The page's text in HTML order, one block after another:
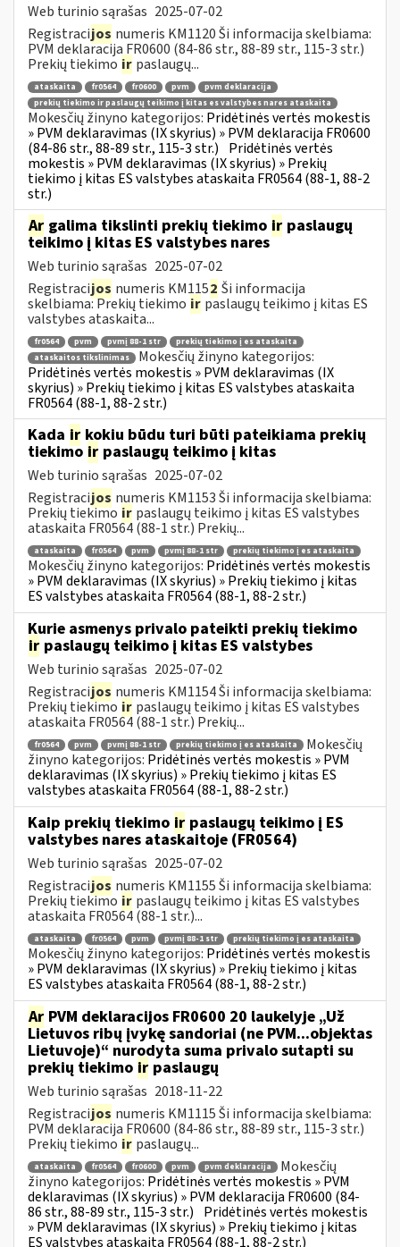
Web turinio sąrašas 2025-07-02
Registracijos numeris KM1120 Ši informacija skelbiama:
PVM deklaracija FR0600 (84-86 str., 88-89 str., 115-3 str.)
Prekių tiekimo ir paslaugų...
ataskaita fr0564 fr0600 pvm
pvm deklaracija
prekių tiekimo ir paslaugų teikimo į kitas es valstybes nares ataskaita
Mokesčių žinyno kategorijos: Pridėtinės vertės mokestis
» PVM deklaravimas (IX skyrius) » PVM deklaracija FR0600
(84-86 str., 88-89 str., 115-3 str.) Pridėtinės vertės
mokestis » PVM deklaravimas (IX skyrius) » Prekių
tiekimo į kitas ES valstybes ataskaita FR0564 (88-1, 88-2
str.)
Ar galima tikslinti prekių tiekimo ir paslaugų
teikimo į kitas ES valstybes nares
Web turinio sąrašas 2025-07-02
Registracijos numeris KM1152 Ši informacija
skelbiama: Prekių tiekimo ir paslaugų teikimo į kitas ES
valstybes ataskaita...
fr0564 pvm pvmį 88-1 str
prekių tiekimo į es ataskaita
ataskaitos tikslinimas
Mokesčių žinyno kategorijos:
Pridėtinės vertės mokestis » PVM deklaravimas (IX
skyrius) » Prekių tiekimo į kitas ES valstybes ataskaita
FR0564 (88-1, 88-2 str.)
Kada ir kokiu būdu turi būti pateikiama prekių
tiekimo ir paslaugų teikimo į kitas
Web turinio sąrašas 2025-07-02
Registracijos numeris KM1153 Ši informacija skelbiama:
Prekių tiekimo ir paslaugų teikimo į kitas ES valstybes
ataskaita FR0564 (88-1 str.) Prekių...
ataskaita fr0564 pvm pvmį 88-1 str prekių tiekimo į es ataskaita
Mokesčių žinyno kategorijos: Pridėtinės vertės mokestis
» PVM deklaravimas (IX skyrius) » Prekių tiekimo į kitas
ES valstybes ataskaita FR0564 (88-1, 88-2 str.)
Kurie asmenys privalo pateikti prekių tiekimo
ir paslaugų teikimo į kitas ES valstybes
Web turinio sąrašas 2025-07-02
Registracijos numeris KM1154 Ši informacija skelbiama:
Prekių tiekimo ir paslaugų teikimo į kitas ES valstybes
ataskaita FR0564 (88-1 str.) Prekių...
fr0564 pvm pvmį 88-1 str prekių tiekimo į es ataskaita
Mokesčių
žinyno kategorijos: Pridėtinės vertės mokestis » PVM
deklaravimas (IX skyrius) » Prekių tiekimo į kitas ES
valstybes ataskaita FR0564 (88-1, 88-2 str.)
Kaip prekių tiekimo ir paslaugų teikimo į ES
valstybes nares ataskaitoje (FR0564)
Web turinio sąrašas 2025-07-02
Registracijos numeris KM1155 Ši informacija skelbiama:
Prekių tiekimo ir paslaugų teikimo į kitas ES valstybes
ataskaita FR0564 (88-1 str.)...
ataskaita fr0564 pvm pvmį 88-1 str prekių tiekimo į es ataskaita
Mokesčių žinyno kategorijos: Pridėtinės vertės mokestis
» PVM deklaravimas (IX skyrius) » Prekių tiekimo į kitas
ES valstybes ataskaita FR0564 (88-1, 88-2 str.)
Ar PVM deklaracijos FR0600 20 laukelyje „Už
Lietuvos ribų įvykę sandoriai (ne PVM...objektas
Lietuvoje)“ nurodyta suma privalo sutapti su
prekių tiekimo ir paslaugų
Web turinio sąrašas 2018-11-22
Registracijos numeris KM1115 Ši informacija skelbiama:
PVM deklaracija FR0600 (84-86 str., 88-89 str., 115-3 str.)
Prekių tiekimo ir paslaugų...
ataskaita fr0564 fr0600 pvm pvm deklaracija
Mokesčių
žinyno kategorijos: Pridėtinės vertės mokestis » PVM
deklaravimas (IX skyrius) » PVM deklaracija FR0600 (84-
86 str., 88-89 str., 115-3 str.) Pridėtinės vertės mokestis
» PVM deklaravimas (IX skyrius) » Prekių tiekimo į kitas
ES valstybes ataskaita FR0564 (88-1, 88-2 str.)